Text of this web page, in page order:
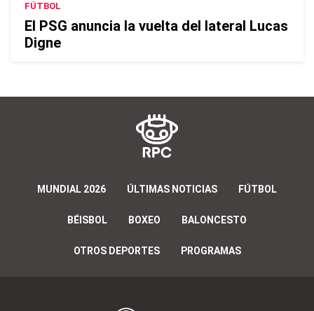
FÚTBOL
El PSG anuncia la vuelta del lateral Lucas
Digne
MUNDIAL 2026 ÚLTIMAS NOTICIAS FÚTBOL
BÉISBOL BOXEO BALONCESTO
OTROS DEPORTES PROGRAMAS